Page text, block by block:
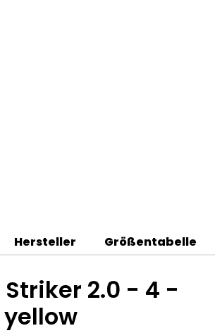
Hersteller Größentabelle
2.0 - 4 -